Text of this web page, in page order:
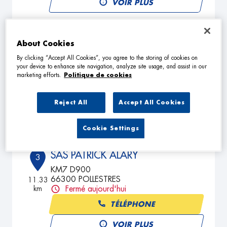
VOIR PLUS
2
5.65
km
GARAGE CARRENO
ZA AL CANYER
66690 PALAU DEL VIDRE
Fermé aujourd'hui
TÉLÉPHONE
VOIR PLUS
3
11.33
km
SAS PATRICK ALARY
KM7 D900
66300 POLLESTRES
Fermé aujourd'hui
TÉLÉPHONE
VOIR PLUS
About Cookies
By clicking “Accept All Cookies”, you agree to the storing of cookies on
your device to enhance site navigation, analyze site usage, and assist in our
marketing efforts.
Politique de cookies
Reject All Accept All Cookies
Cookie Settings